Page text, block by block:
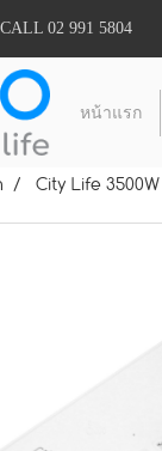
02 991 5804
หน้าแรก
City Life